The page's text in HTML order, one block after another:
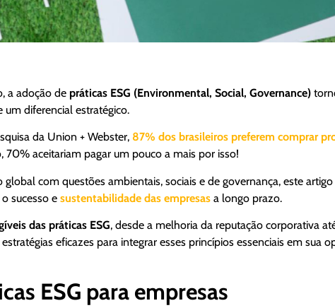
a adoção de práticas ESG (Environmental, Social, Governance)
um diferencial estratégico.
da Union + Webster, 87% dos brasileiros preferem comprar
70% aceitariam pagar um pouco a mais por isso!
com questões ambientais, sociais e de governança, este
sucesso e sustentabilidade das empresas a longo prazo.
das práticas ESG, desde a melhoria da reputação corporativa
eficazes para integrar esses princípios essenciais em sua
ESG para empresas